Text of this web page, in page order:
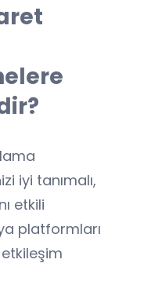
iyi tanımalı,
etkili
platformları